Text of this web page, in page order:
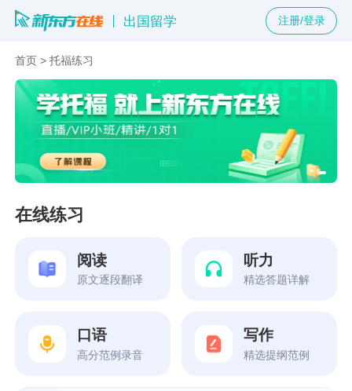
出国留学 注册/登录
首页 >托福练习
在线练习
阅读
原文逐段翻译
听力
精选答题详解
口语
高分范例录音
写作
精选提纲范例